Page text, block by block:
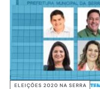
ELEIÇÕES 2020 NA SERRA